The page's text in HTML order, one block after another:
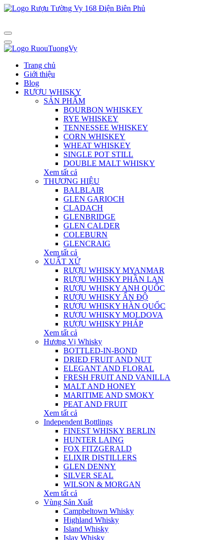
Trang chủ
Giới thiệu
Blog
RƯỢU WHISKY
SẢN PHẨM
BOURBON WHISKEY
RYE WHISKEY
TENNESSEE WHISKEY
CORN WHISKEY
WHEAT WHISKEY
SINGLE POT STILL
DOUBLE MALT WHISKY
Xem tất cả
THƯƠNG HIỆU
BALBLAIR
GLEN GARIOCH
CLADACH
GLENBRIDGE
GLEN CALDER
COLEBURN
GLENCRAIG
Xem tất cả
XUẤT XỨ
RƯỢU WHISKY MYANMAR
RƯỢU WHISKY PHẦN LAN
RƯỢU WHISKY ANH QUỐC
RƯỢU WHISKY ẤN ĐỘ
RƯỢU WHISKY HÀN QUỐC
RƯỢU WHISKY MOLDOVA
RƯỢU WHISKY PHÁP
Xem tất cả
Hương Vị Whisky
BOTTLED-IN-BOND
DRIED FRUIT AND NUT
ELEGANT AND FLORAL
FRESH FRUIT AND VANILLA
MALT AND HONEY
MARITIME AND SMOKY
PEAT AND FRUIT
Xem tất cả
Independent Bottlings
FINEST WHISKY BERLIN
HUNTER LAING
FOX FITZGERALD
ELIXIR DISTILLERS
GLEN DENNY
SILVER SEAL
WILSON & MORGAN
Xem tất cả
Vùng Sản Xuất
Campbeltown Whisky
Highland Whisky
Island Whisky
Islay Whisky